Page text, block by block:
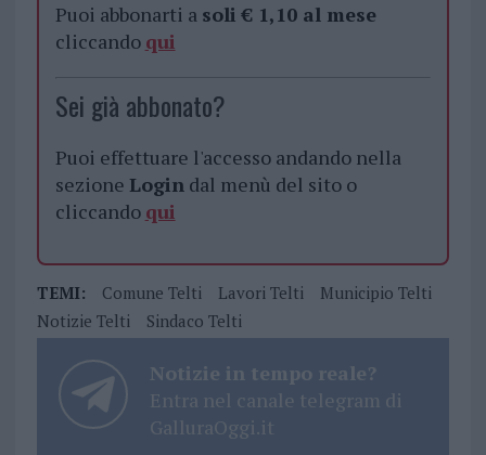
Puoi abbonarti a soli € 1,10 al mese
cliccando qui
Sei già abbonato?
Puoi effettuare l'accesso andando nella
sezione Logindal menù del sito o
cliccando qui
TEMI: Comune Telti Lavori Telti
Municipio Telti
Notizie Telti
Sindaco Telti
Notizie in tempo reale?
Entra nel canale telegram di
GalluraOggi.it